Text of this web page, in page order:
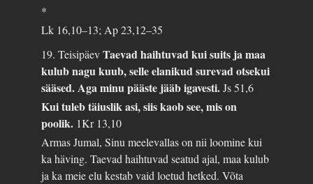
*
Lk 16,10–13; Ap 23,12–35
19. TeisipäevTaevad haihtuvad kui suits ja maa
kulub nagu kuub, selle elanikud surevad otsekui
sääsed. Aga minu pääste jääb igavesti.Js 51,6
Kui tuleb täiuslik asi, siis kaob see, mis on
poolik. 1Kr 13,10
Armas Jumal, Sinu meelevallas on nii loomine kui
ka häving. Taevad haihtuvad seatud ajal, maa kulub
ja ka meie elu kestab vaid loetud hetked. Võta